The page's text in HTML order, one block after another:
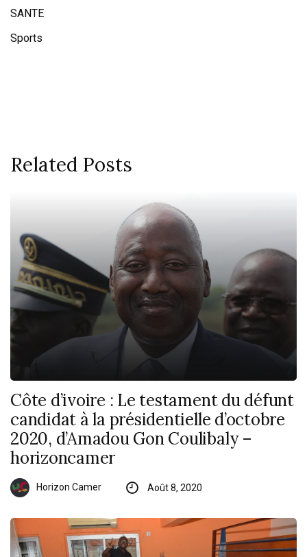
SANTE
Sports
Related Posts
Côte d’ivoire : Le testament du défunt
candidat à la présidentielle d’octobre
2020, d’Amadou Gon Coulibaly –
horizoncamer
Horizon Camer Août 8, 2020